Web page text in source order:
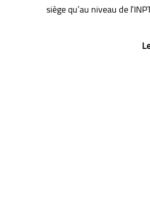
siège qu’au niveau de